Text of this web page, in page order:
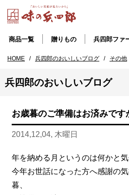
商品一覧 贈りもの 兵四郎ファ
HOME / 兵四郎のおいしいブログ / その他
兵四郎のおいしいブログ
お歳暮のご準備はお済みです
2014,12,04, 木曜日
年を納める月というのは何かと
今年お世話になった方へ感謝の
暮、